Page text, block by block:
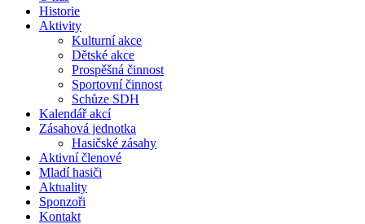
Historie
Aktivity
Kulturní akce
Dětské akce
Prospěšná činnost
Sportovní činnost
Schůze SDH
Kalendář akcí
Zásahová jednotka
Hasičské zásahy
Aktivní členové
Mladí hasiči
Aktuality
Sponzoři
Kontakt